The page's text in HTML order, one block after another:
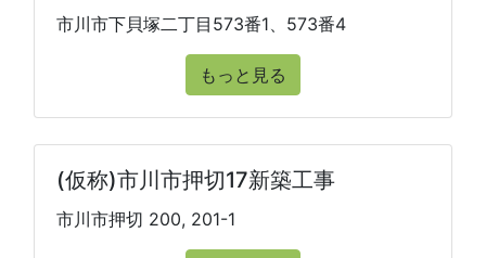
市川市下貝塚二丁目573番1、573番4
もっと見る
(仮称)市川市押切17新築工事
市川市押切 200, 201-1